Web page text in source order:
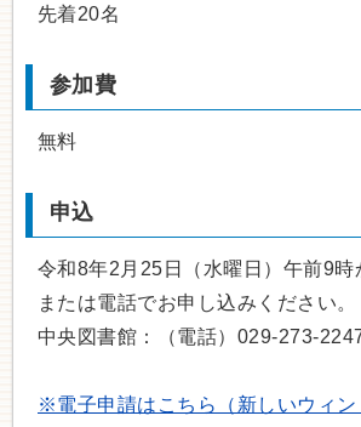
先着20名
参加費
無料
申込
令和8年2月25日（水曜日）午前9時
または電話でお申し込みください。
中央図書館：（電話）029-273-
※電子申請はこちら（新しいウィン